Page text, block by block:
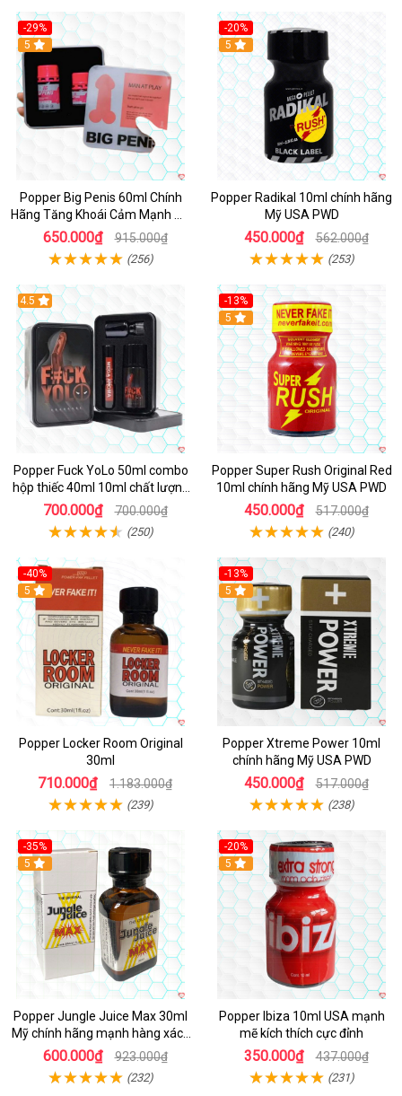
-29%
5
Popper Big Penis 60ml Chính
Hãng Tăng Khoái Cảm Mạnh Mẽ
An Toàn
650.000₫ 915.000₫
(256)
-20%
5
Popper Radikal 10ml chính hãng
Mỹ USA PWD
450.000₫ 562.000₫
(253)
4.5
Popper Fuck YoLo 50ml combo
hộp thiếc 40ml 10ml chất lượng
tốt
700.000₫ 700.000₫
(250)
-13%
Hot
5
Popper Super Rush Original Red
10ml chính hãng Mỹ USA PWD
450.000₫ 517.000₫
(240)
-40%
5
Popper Locker Room Original
30ml
710.000₫ 1.183.000₫
(239)
-13%
Hot
5
Popper Xtreme Power 10ml
chính hãng Mỹ USA PWD
450.000₫ 517.000₫
(238)
-35%
5
Popper Jungle Juice Max 30ml
Mỹ chính hãng mạnh hàng xách
tay kích thích
600.000₫ 923.000₫
(232)
-20%
5
Popper Ibiza 10ml USA mạnh
mẽ kích thích cực đỉnh
350.000₫ 437.000₫
(231)